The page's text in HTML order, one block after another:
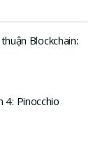
Blockchain:
4: Pinocchio